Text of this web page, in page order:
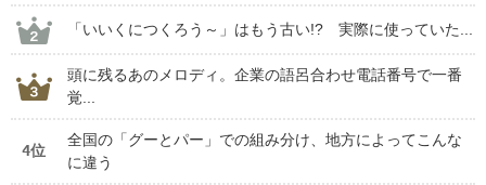
「いいくにつくろう～」はもう古い!? 実際に使っていた...
頭に残るあのメロディ。企業の語呂合わせ電話番号で一番
覚...
4位
全国の「グーとパー」での組み分け、地方によってこんな
に違う